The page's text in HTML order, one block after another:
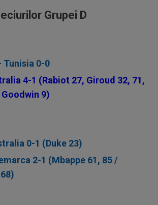
Grupei D
Tunisia 0-0
4-1 (Rabiot 27, Giroud 32, 71,
9)
0-1 (Duke 23)
2-1 (Mbappe 61, 85 /